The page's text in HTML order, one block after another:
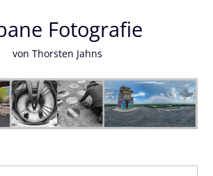
Fotografie
von Thorsten Jahns